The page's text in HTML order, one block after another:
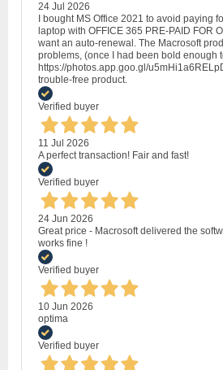
24 Jul 2026
I bought MS Office 2021 to avoid paying
laptop with OFFICE 365 PRE-PAID FOR
want an auto-renewal. The Macrosoft
problems, (once I had been bold enough
https://photos.app.goo.gl/
trouble-free product.
Verified buyer
11 Jul 2026
A perfect transaction! Fair and fast!
Verified buyer
24 Jun 2026
Great price - Macrosoft delivered the
works fine !
Verified buyer
10 Jun 2026
optima
Verified buyer